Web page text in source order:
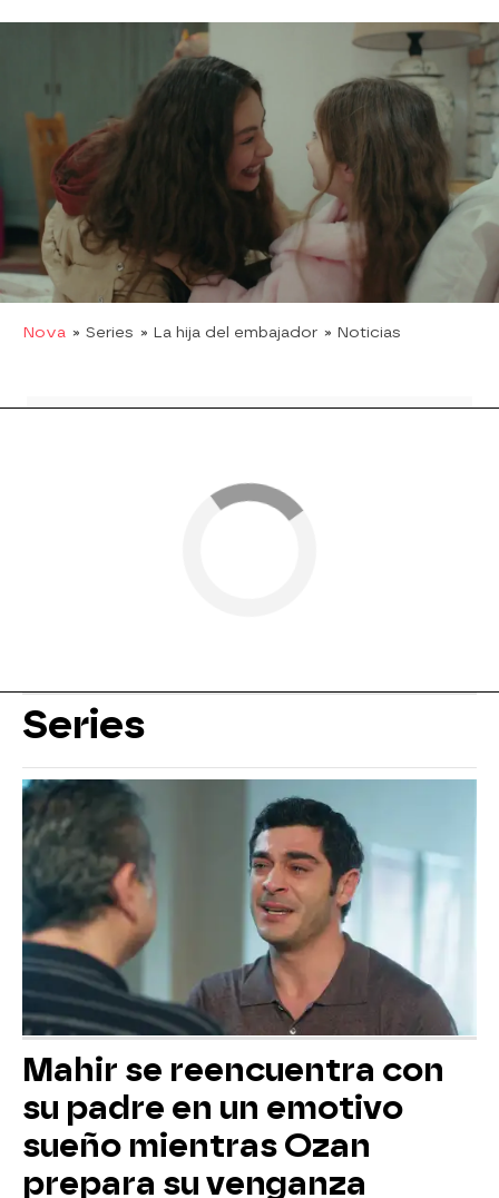
, que no ha dejado de estar con ella, se la
encuentra llorando entre paja y maldiciendo a su
madre. Elvan la intenta consolar y le dice que
siempre serán familia, pero la pequeña Melek se
siente traicionada por su madre y sale corriendo
tras pronunciar unas palabras que rompen a
Elvany que la devuelven a la realidad:
tampoco la querré"
Neslihan Atagül Series turcas de Nova
Nova » Series » La hija del embajador » Noticias
Series
Mahir se reencuentra con
su padre en un emotivo
sueño mientras Ozan
prepara su venganza